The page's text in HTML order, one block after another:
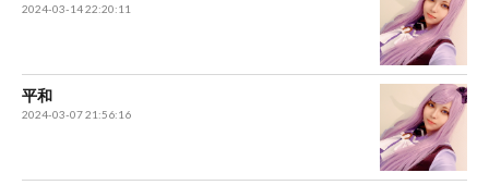
2024-03-14 22:20:11
平和
2024-03-07 21:56:16